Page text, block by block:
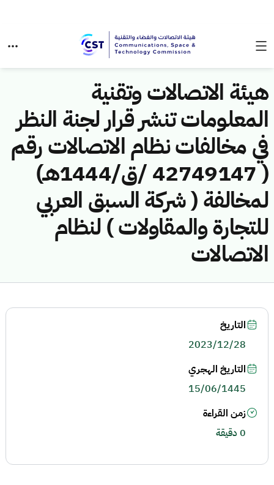
هيئة الاتصالات وتقنية
المعلومات تنشر قرار لجنة النظر
في مخالفات نظام الاتصالات رقم
( 42749147 /ق/1444هـ)
لمخالفة ( شركة السبق العربي
للتجارة والمقاولات ) لنظام
الاتصالات
التاريخ
2023/12/28
التاريخ الهجري
15/06/1445
زمن القراءة
0 دقيقة